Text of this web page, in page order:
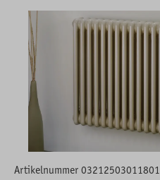
Bildergalerie überspringen
Artikelnummer 03212503011801